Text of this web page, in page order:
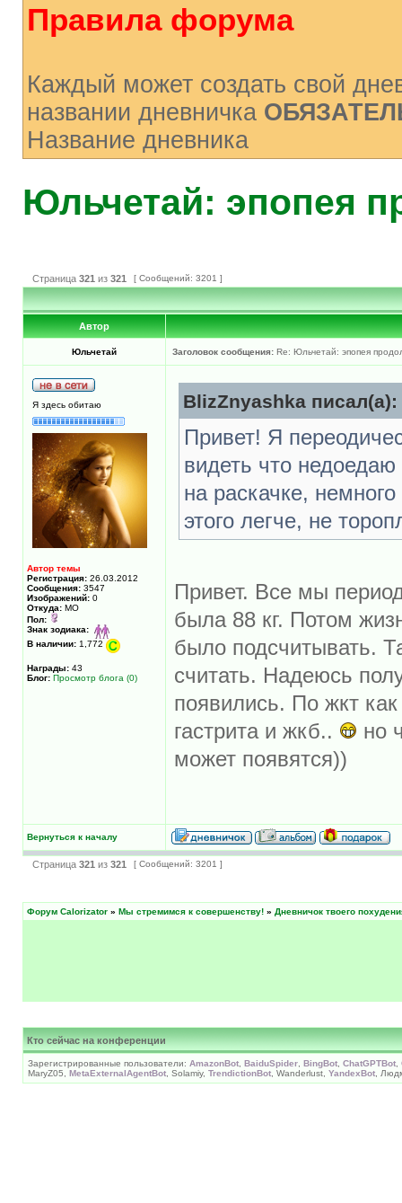
Правила форума
Каждый может создать свой
названии дневничка
Название дневника
Юльчетай: эпопея
Страница 321 из 321 [ Сообщений: 3201 ]
Автор
Юльчетай Заголовок сообщения: Re: Юльчетай: эпопея
Я здесь обитаю
Автор темы
Регистрация: 26.03.2012
Сообщения: 3547
Изображений: 0
Откуда: МО
Пол:
Знак зодиака:
В наличии: 1,772
Награды: 43
Блог: Просмотр блога (0)
BlizZnyashka писал(а):
Привет! Я
видеть что
на раскачке,
этого легче, не
Привет. Все мы
была 88 кг. Потом
было подсчитывать.
считать. Надеюсь
появились. По жкт
гастрита и жкб..
но
может появятся))
Вернуться к началу
Страница 321 из 321 [ Сообщений: 3201 ]
Форум Calorizator » Мы стремимся к совершенству! » Дневничок твоего
Кто сейчас на конференции
Зарегистрированные пользователи: AmazonBot BaiduSpider BingBot ChatGPTBot
MaryZ05, MetaExternalAgentBot , Solamiy, TrendictionBot , Wanderlust, YandexBot ,